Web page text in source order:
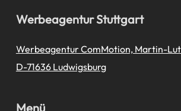
Werbeagentur Stuttgart
Werbeagentur ComMotion, Martin-
D-71636 Ludwigsburg
Menü